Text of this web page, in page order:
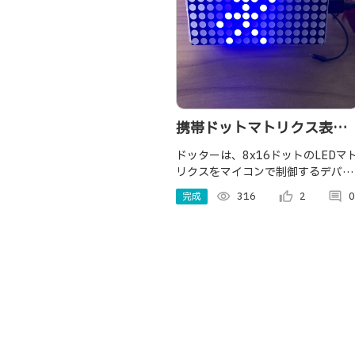
携帯ドットマトリクス表示
器「ドッター」
ドッターは、8x16ドットのLEDマ
リクスをマイコンで制御するデバイ
スです。 ドット絵のアニメーション
の作成や表示のコントロールを、
完成 visibility 316 thumb_up_alt 2 comment 0